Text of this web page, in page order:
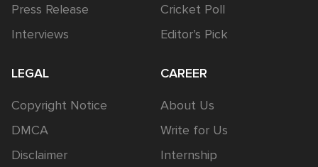
Press Release
Interviews
Cricket Poll
Editor’s Pick
LEGAL
Copyright Notice
DMCA
Disclaimer
CAREER
About Us
Write for Us
Internship